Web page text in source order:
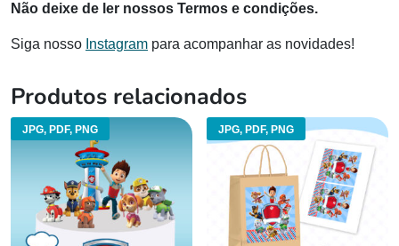
Não deixe de ler nossos Termos e condições.
Siga nosso Instagram para acompanhar as novidades!
Produtos relacionados
JPG, PDF, PNG JPG, PDF, PNG